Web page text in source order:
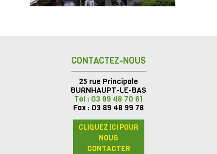
CONTACTEZ-NOUS
25 rue Principale
BURNHAUPT-LE-BAS
Tél : 03 89 48 70 61
Fax : 03 89 48 99 78
CLIQUEZ ICI POUR
NOUS
CONTACTER